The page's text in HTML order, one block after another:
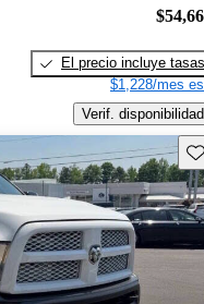
El precio incluye tasas
$1,228/mes
Verif. disponibilidad